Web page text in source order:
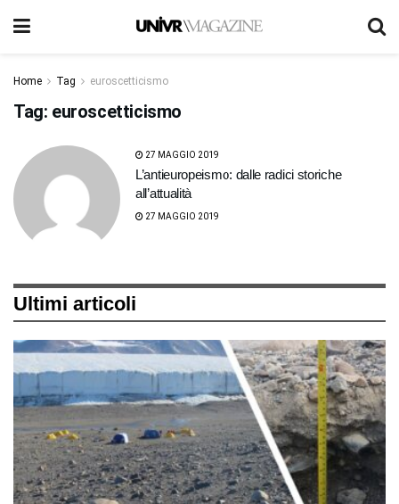
Home Tag euroscetticismo
Tag: euroscetticismo
27 MAGGIO 2019
L’antieuropeismo: dalle radici storiche
all’attualità
27 MAGGIO 2019
Ultimi articoli